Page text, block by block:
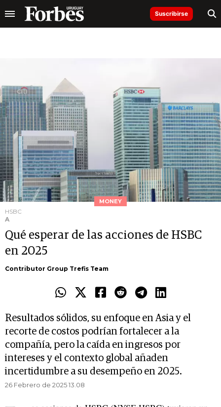
Suscribirse
MONEY
HSBC
A
Qué esperar de las acciones de HSBC
en 2025
Contributor Group Trefis Team
Resultados sólidos, su enfoque en Asia y el
recorte de costos podrían fortalecer a la
compañía, pero la caída en ingresos por
intereses y el contexto global añaden
incertidumbre a su desempeño en 2025.
26 Febrero de 2025 13.08